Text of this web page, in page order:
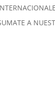
A